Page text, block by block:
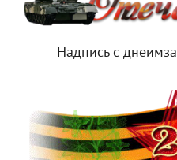
Надпись с